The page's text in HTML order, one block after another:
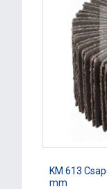
KM 613
mm